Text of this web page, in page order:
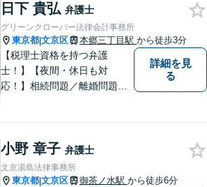
まずはご相談ください。【メ
ディア出演】
日下 貴弘 弁護士
グリーンクローバー法律会計事務所
東京都|文京区 本郷三丁目駅 から徒歩3分
【税理士資格を持つ弁護
士！】【夜間・休日も対
応！】相続問題／離婚問題／
に歩みながら、問題解決のお
手伝いをいたします。初回相
談無料ですので、お気軽にご
詳細を見
る
小野 章子 弁護士
文京湯島法律事務所
東京都|文京区 御茶ノ水駅 から徒歩6分